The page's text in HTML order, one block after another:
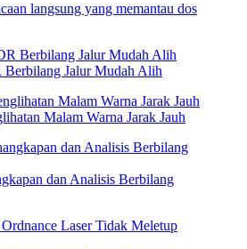
langsung yang memantau dos
Berbilang Jalur Mudah Alih
Malam Warna Jarak Jauh
dan Analisis Berbilang